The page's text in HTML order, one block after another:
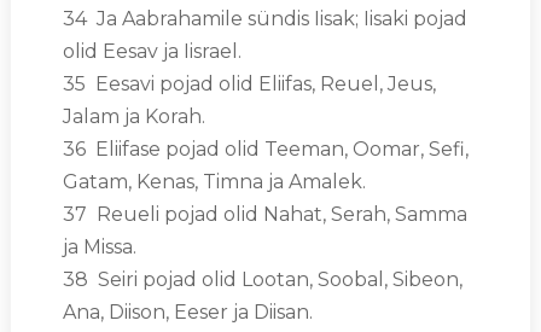
34 Ja Aabrahamile sündis Iisak; Iisaki pojad
olid Eesav ja Iisrael.
35 Eesavi pojad olid Eliifas, Reuel, Jeus,
Jalam ja Korah.
36 Eliifase pojad olid Teeman, Oomar, Sefi,
Gatam, Kenas, Timna ja Amalek.
37 Reueli pojad olid Nahat, Serah, Samma
ja Missa.
38 Seiri pojad olid Lootan, Soobal, Sibeon,
Ana, Diison, Eeser ja Diisan.